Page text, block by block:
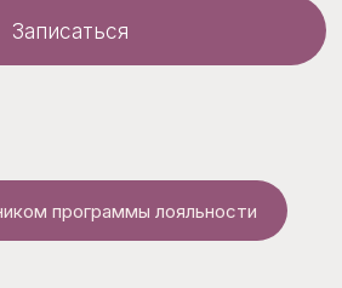
программы лояльности